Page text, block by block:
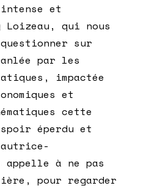
et
Loizeau, qui nous
sur
par les
impactée
et
cette
éperdu et
appelle à ne pas
pour regarder